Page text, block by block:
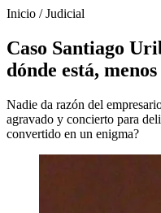
Inicio /Judicial
Caso Santiago
dónde está,
Nadie da razón del
agravado y concierto para
convertido en un enigma?